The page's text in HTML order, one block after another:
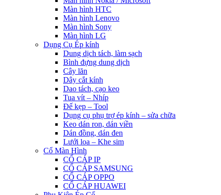
Màn hình HTC
Màn hình Lenovo
Màn hình Sony
Màn hình LG
Dụng Cụ Ép kính
Dung dịch tách, làm sạch
Bình đựng dung dịch
Cây lăn
Dây cắt kính
Dao tách, cạo keo
Tua vít – Nhíp
Đế kẹp – Tool
Dụng cụ phụ trợ ép kính – sửa chữa
Keo dán ron, dán viền
Dán đồng, dán đen
Lưới loa – Khe sim
Cổ Màn Hình
CỔ CÁP IP
CỔ CÁP SAMSUNG
CỔ CÁP OPPO
CỔ CÁP HUAWEI